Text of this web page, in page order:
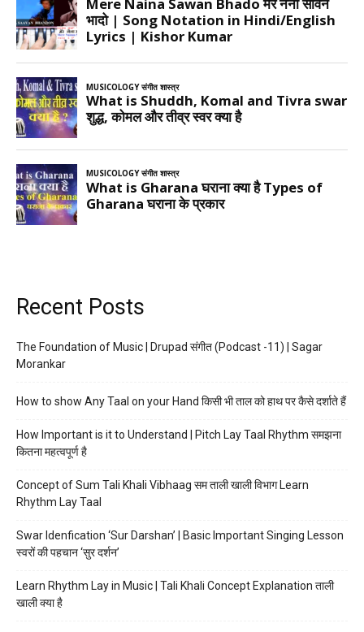
Recent Posts
The Foundation of Music | Drupad संगीत (Podcast -11) | Sagar
Morankar
How to show Any Taal on your Hand किसी भी ताल को हाथ पर कैसे दर्शाते हैं
How Important is it to Understand | Pitch Lay Taal Rhythm समझना
कितना महत्वपूर्ण है
Concept of Sum Tali Khali Vibhaag सम ताली खाली विभाग Learn
Rhythm Lay Taal
Swar Idenfication ‘Sur Darshan’ | Basic Important Singing Lesson
स्वरों की पहचान ‘सुर दर्शन’
Learn Rhythm Lay in Music | Tali Khali Concept Explanation ताली
खाली क्या है